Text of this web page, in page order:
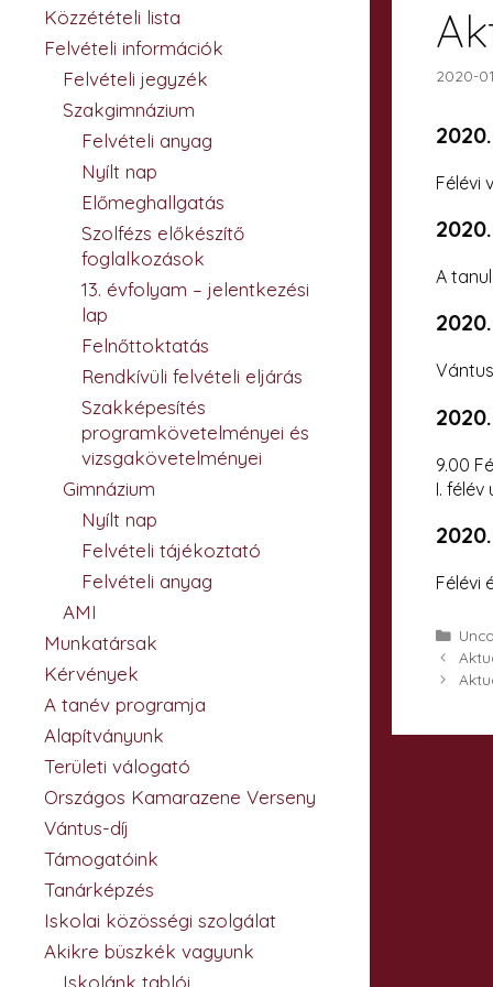
2020-
Félévi
A
9.00
I.
Félévi
Közzétételi lista
Felvételi információk
Felvételi jegyzék
Szakgimnázium
Felvételi anyag
Nyílt nap
Előmeghallgatás
Szolfézs előkészítő
foglalkozások
13. évfolyam – jelentkezési
lap
Felnőttoktatás
Rendkívüli felvételi eljárás
Szakképesítés
programkövetelményei és
vizsgakövetelményei
Gimnázium
Nyílt nap
Felvételi tájékoztató
Felvételi anyag
AMI
Munkatársak
Kérvények
A tanév programja
Alapítványunk
Területi válogató
Országos Kamarazene Verseny
Vántus-díj
Támogatóink
Tanárképzés
Iskolai közösségi szolgálat
Akikre büszkék vagyunk
Iskolánk tablói